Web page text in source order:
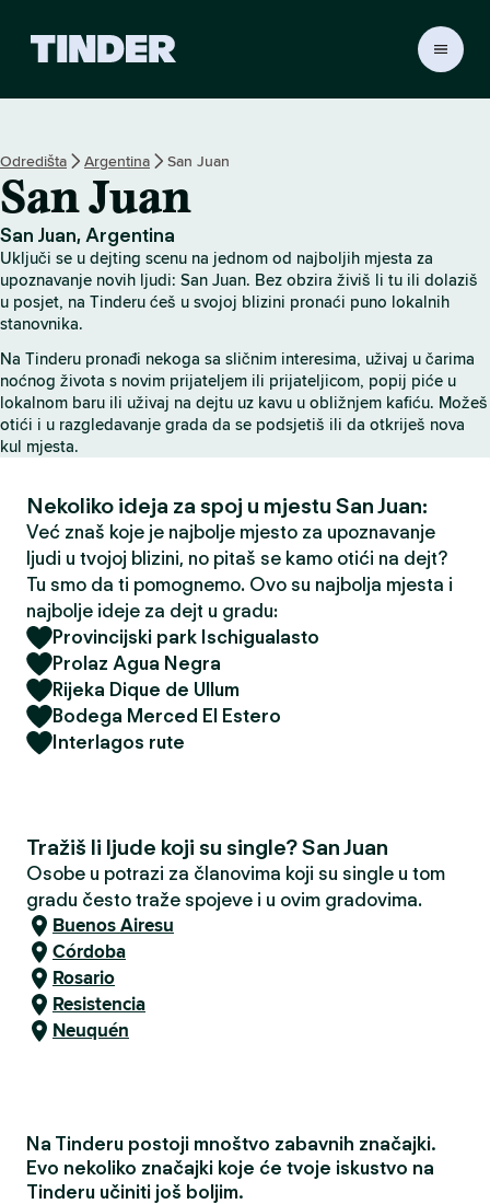
r
n
a
l
o
v
c
a
Odredišta Argentina San Juan
San Juan
San Juan, Argentina
Uključi se u dejting scenu na jednom od najboljih mjesta za
upoznavanje novih ljudi: San Juan. Bez obzira živiš li tu ili dolaziš
u posjet, na Tinderu ćeš u svojoj blizini pronaći puno lokalnih
stanovnika.
Na Tinderu pronađi nekoga sa sličnim interesima, uživaj u čarima
noćnog života s novim prijateljem ili prijateljicom, popij piće u
lokalnom baru ili uživaj na dejtu uz kavu u obližnjem kafiću. Možeš
otići i u razgledavanje grada da se podsjetiš ili da otkriješ nova
kul mjesta.
Nekoliko ideja za spoj u mjestu San Juan:
Već znaš koje je najbolje mjesto za upoznavanje
ljudi u tvojoj blizini, no pitaš se kamo otići na dejt?
Tu smo da ti pomognemo. Ovo su najbolja mjesta i
najbolje ideje za dejt u gradu:
Provincijski park Ischigualasto
Prolaz Agua Negra
Rijeka Dique de Ullum
Bodega Merced El Estero
Interlagos rute
Tražiš li ljude koji su single? San Juan
Osobe u potrazi za članovima koji su single u tom
gradu često traže spojeve i u ovim gradovima.
Buenos Airesu
Córdoba
Rosario
Resistencia
Neuquén
Na Tinderu postoji mnoštvo zabavnih značajki.
Evo nekoliko značajki koje će tvoje iskustvo na
Tinderu učiniti još boljim.